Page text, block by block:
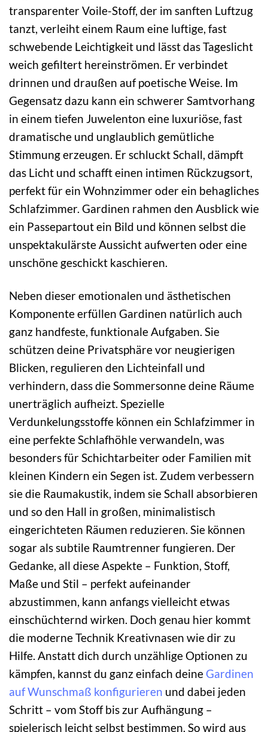
transparenter Voile-Stoff, der im sanften Luftzug
tanzt, verleiht einem Raum eine luftige, fast
schwebende Leichtigkeit und lässt das Tageslicht
weich gefiltert hereinströmen. Er verbindet
drinnen und draußen auf poetische Weise. Im
Gegensatz dazu kann ein schwerer Samtvorhang
in einem tiefen Juwelenton eine luxuriöse, fast
dramatische und unglaublich gemütliche
Stimmung erzeugen. Er schluckt Schall, dämpft
das Licht und schafft einen intimen Rückzugsort,
perfekt für ein Wohnzimmer oder ein behagliches
Schlafzimmer. Gardinen rahmen den Ausblick wie
ein Passepartout ein Bild und können selbst die
unspektakulärste Aussicht aufwerten oder eine
unschöne geschickt kaschieren.
Neben dieser emotionalen und ästhetischen
Komponente erfüllen Gardinen natürlich auch
ganz handfeste, funktionale Aufgaben. Sie
schützen deine Privatsphäre vor neugierigen
Blicken, regulieren den Lichteinfall und
verhindern, dass die Sommersonne deine Räume
unerträglich aufheizt. Spezielle
Verdunkelungsstoffe können ein Schlafzimmer in
eine perfekte Schlafhöhle verwandeln, was
besonders für Schichtarbeiter oder Familien mit
kleinen Kindern ein Segen ist. Zudem verbessern
sie die Raumakustik, indem sie Schall absorbieren
und so den Hall in großen, minimalistisch
eingerichteten Räumen reduzieren. Sie können
sogar als subtile Raumtrenner fungieren. Der
Gedanke, all diese Aspekte – Funktion, Stoff,
Maße und Stil – perfekt aufeinander
abzustimmen, kann anfangs vielleicht etwas
einschüchternd wirken. Doch genau hier kommt
die moderne Technik Kreativnasen wie dir zu
Hilfe. Anstatt dich durch unzählige Optionen zu
kämpfen, kannst du ganz einfach deine Gardinen
auf Wunschmaß konfigurieren und dabei jeden
Schritt – vom Stoff bis zur Aufhängung –
spielerisch leicht selbst bestimmen. So wird aus